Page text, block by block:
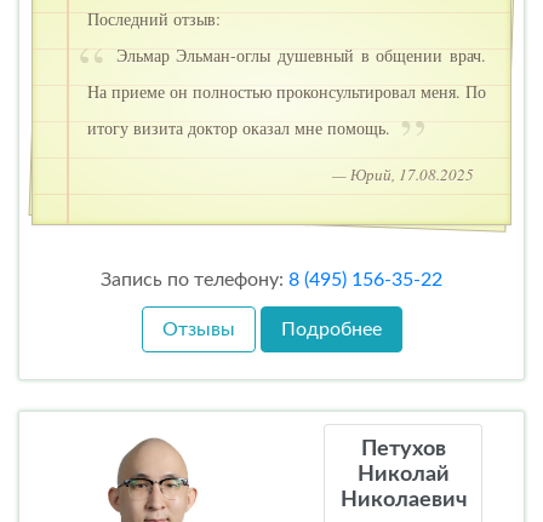
Последний отзыв:
Эльмар Эльман-оглы душевный в общении врач.
На приеме он полностью проконсультировал меня. По
итогу визита доктор оказал мне помощь.
— Юрий, 17.08.2025
Запись по телефону: 8 (495) 156-35-22
Отзывы Подробнее
Петухов
Николай
Николаевич